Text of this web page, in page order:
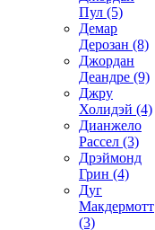
Пул (5)
Демар
Дерозан (8)
Джордан
Деандре (9)
Джру
Холидэй (4)
Дианжело
Рассел (3)
Дрэймонд
Грин (4)
Дуг
Макдермотт
(3)